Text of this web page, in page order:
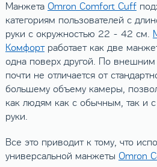
Манжета Omron Comfort Cuff
категориям пользователей с
руки с окружностью 22 - 42 см.
Комфортработает как две
одна поверх другой. По
почти не отличается от
большему объему камеры,
как людям как с обычным, так и
руки.
Все это приводит к тому, что
универсальной манжеты Omron